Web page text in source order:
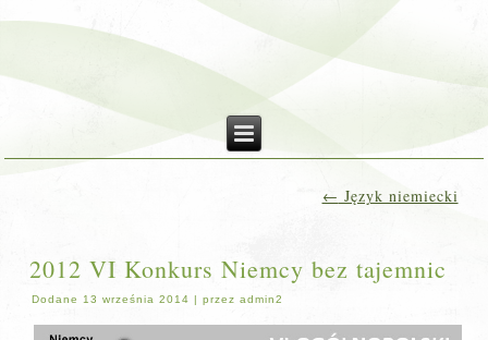
← Język niemiecki
2012 VI Konkurs Niemcy bez tajemnic
Dodane 13 września 2014 |przez admin2